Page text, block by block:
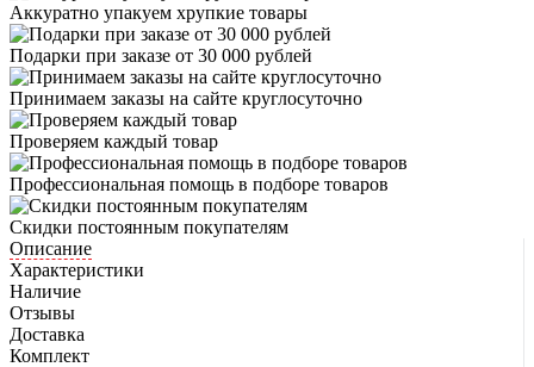
Аккуратно упакуем хрупкие товары
Подарки при заказе от 30 000 рублей
Принимаем заказы на сайте круглосуточно
Проверяем каждый товар
Профессиональная помощь в подборе товаров
Скидки постоянным покупателям
Описание
Характеристики
Наличие
Отзывы
Доставка
Комплект